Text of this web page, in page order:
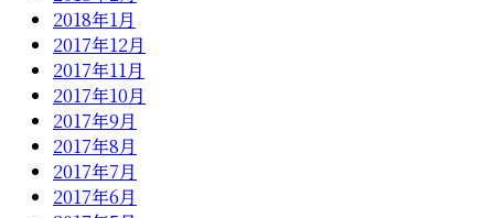
2018年1月
2017年12月
2017年11月
2017年10月
2017年9月
2017年8月
2017年7月
2017年6月